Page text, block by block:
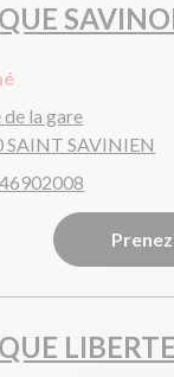
de la gare
SAINT SAVINIEN
LIBERTE